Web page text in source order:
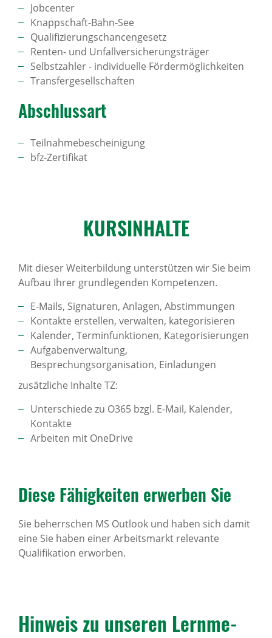
Jobcenter
Knappschaft-Bahn-See
Qualifizierungschancengesetz
Renten- und Unfallversicherungsträger
Selbstzahler - individuelle Fördermöglichkeiten
Transfergesellschaften
Abschlussart
Teilnahmebescheinigung
bfz-Zertifikat
KURS­IN­HALTE
Mit dieser Weiterbildung unterstützen wir Sie beim
Aufbau Ihrer grundlegenden Kompetenzen.
E-Mails, Signaturen, Anlagen, Abstimmungen
Kontakte erstellen, verwalten, kategorisieren
Kalender, Terminfunktionen, Kategorisierungen
Aufgabenverwaltung,
Besprechungsorganisation, Einladungen
zusätzliche Inhalte TZ:
Unterschiede zu O365 bzgl. E-Mail, Kalender,
Kontakte
Arbeiten mit OneDrive
Diese Fähig­keiten erwerben Sie
Sie beherrschen MS Outlook und haben sich damit
eine Sie haben einer Arbeitsmarkt relevante
Qualifikation erworben.
Hinweis zu unseren Lern­me­